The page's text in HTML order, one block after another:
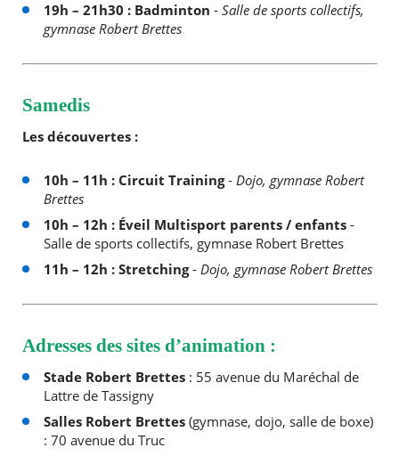
19h – 21h30 : Badminton -Salle de sports collectifs,
gymnase Robert Brettes
Samedis
Les découvertes :
10h – 11h : Circuit Training-Dojo, gymnase Robert
Brettes
10h – 12h : Éveil Multisport parents / enfants-
Salle de sports collectifs, gymnase Robert Brettes
11h – 12h : Stretching-Dojo, gymnase Robert Brettes
Adresses des sites d’animation :
Stade Robert Brettes: 55 avenue du Maréchal de
Lattre de Tassigny
Salles Robert Brettes(gymnase, dojo, salle de boxe)
: 70 avenue du Truc